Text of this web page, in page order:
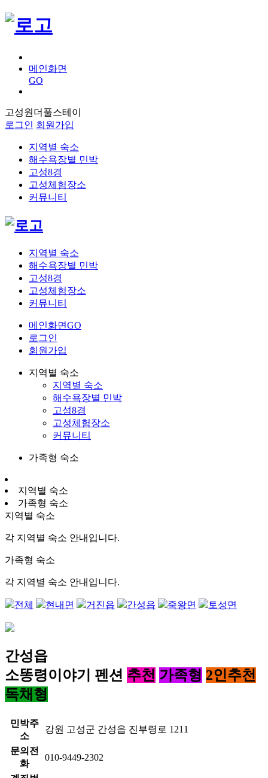
메인화면
GO
고성원더풀스테이
로그인 회원가입
지역별 숙소
해수욕장별 민박
고성8경
고성체험장소
커뮤니티
지역별 숙소
해수욕장별 민박
고성8경
고성체험장소
커뮤니티
메인화면GO
로그인
회원가입
지역별 숙소
지역별 숙소
해수욕장별 민박
고성8경
고성체험장소
커뮤니티
가족형 숙소
지역별 숙소
가족형 숙소
지역별 숙소
각 지역별 숙소 안내입니다.
가족형 숙소
각 지역별 숙소 안내입니다.
전체 현내면 거진읍 간성읍 죽왕면 토성면
간성읍
소똥령이야기 펜션 추천 가족형 2인추천
독채형
민박주
소
강원 고성군 간성읍 진부령로 1211
문의전
화
010-9449-2302